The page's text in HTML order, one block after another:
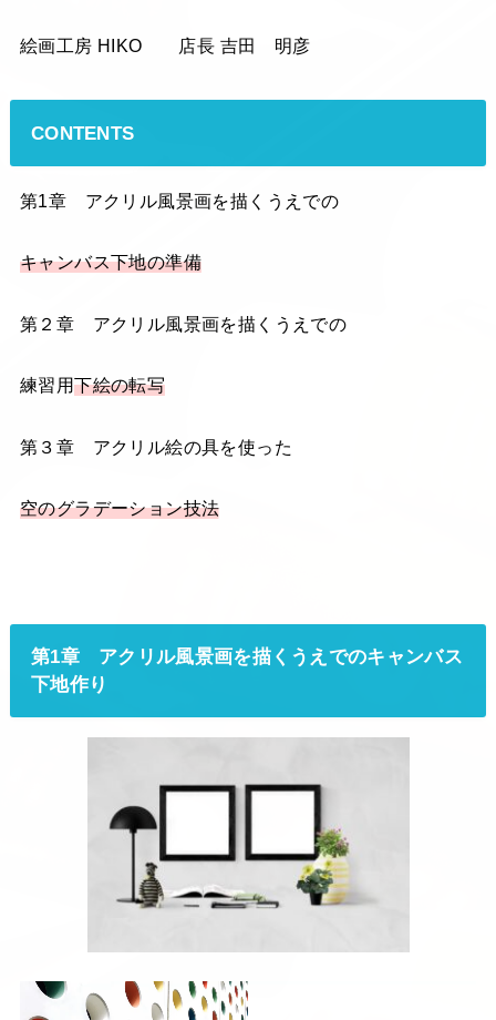
絵画工房 HIKO 店長 吉田 明彦
CONTENTS
第1章 アクリル風景画を描くうえでの
キャンバス下地の準備
第２章 アクリル風景画を描くうえでの
練習用下絵の転写
第３章 アクリル絵の具を使った
空のグラデーション技法
第1章 アクリル風景画を描くうえでのキャンバス
下地作り